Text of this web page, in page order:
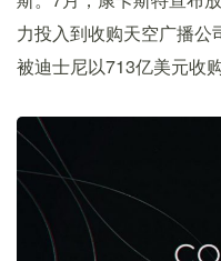
力投入到收购天空广播
被迪士尼以713亿美元收购